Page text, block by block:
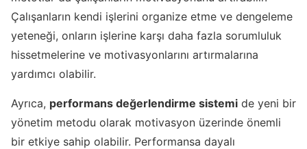
Çalışanların kendi işlerini organize etme ve dengeleme
yeteneği, onların işlerine karşı daha fazla sorumluluk
hissetmelerine ve motivasyonlarını artırmalarına
yardımcı olabilir.
Ayrıca, performans değerlendirme sistemi de yeni bir
yönetim metodu olarak motivasyon üzerinde önemli
bir etkiye sahip olabilir. Performansa dayalı